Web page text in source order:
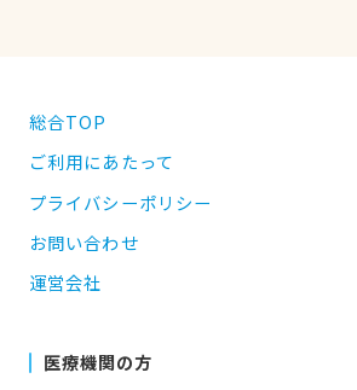
総合TOP
ご利用にあたって
プライバシーポリシー
お問い合わせ
運営会社
医療機関の方